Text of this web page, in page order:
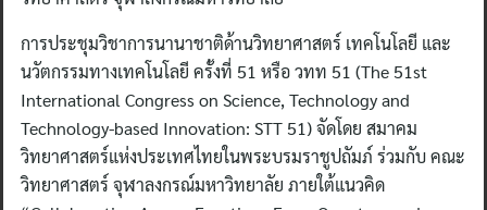
การประชุมวิชาการนานาชาติด้านวิทยาศาสตร์ เทคโนโลยี และ
นวัตกรรมทางเทคโนโลยี ครั้งที่ 51 หรือ วทท 51 (The 51st
International Congress on Science, Technology and
Technology-based Innovation: STT 51) จัดโดย สมาคม
วิทยาศาสตร์แห่งประเทศไทยในพระบรมราชูปถัมภ์ ร่วมกับ คณะ
วิทยาศาสตร์ จุฬาลงกรณ์มหาวิทยาลัย ภายใต้แนวคิด